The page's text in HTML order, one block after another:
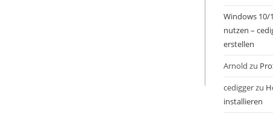
Windows 10/
nutzen –
erstellen
Arnold zu
cediggerzu
installieren